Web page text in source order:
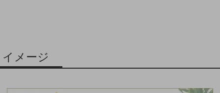
イメージ